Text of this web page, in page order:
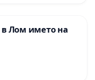
в Лом името на